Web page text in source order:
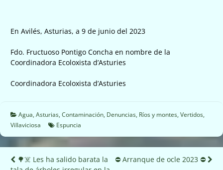
En Avilés, Asturias, a 9 de junio del 2023
Fdo. Fructuoso Pontigo Concha en nombre de la
Coordinadora Ecoloxista d’Asturies
Coordinadora Ecoloxista d’Asturies
Agua, Asturias, Contaminación, Denuncias, Ríos y montes, Vertidos,
Villaviciosa
Espuncia
Navegación
🌳☠️ Les ha salido barata la
⛔️ Arranque de ocle 2023 ⛔️